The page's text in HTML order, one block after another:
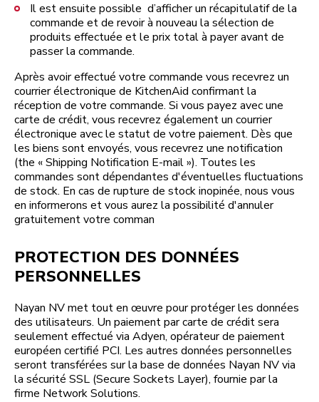
Il est ensuite possible d’afficher un récapitulatif de la
commande et de revoir à nouveau la sélection de
produits effectuée et le prix total à payer avant de
passer la commande.
Après avoir effectué votre commande vous recevrez un
courrier électronique de KitchenAid confirmant la
réception de votre commande. Si vous payez avec une
carte de crédit, vous recevrez également un courrier
électronique avec le statut de votre paiement. Dès que
les biens sont envoyés, vous recevrez une notification
(the « Shipping Notification E-mail »). Toutes les
commandes sont dépendantes d'éventuelles fluctuations
de stock. En cas de rupture de stock inopinée, nous vous
en informerons et vous aurez la possibilité d'annuler
gratuitement votre comman
PROTECTION DES DONNÉES
PERSONNELLES
Nayan NV met tout en œuvre pour protéger les données
des utilisateurs. Un paiement par carte de crédit sera
seulement effectué via Adyen, opérateur de paiement
européen certifié PCI. Les autres données personnelles
seront transférées sur la base de données Nayan NV via
la sécurité SSL (Secure Sockets Layer), fournie par la
firme Network Solutions.